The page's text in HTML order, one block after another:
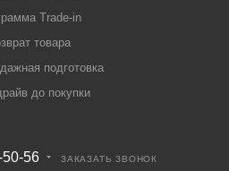
Trade-in
товара
подготовка
до покупки
50-56 ЗАКАЗАТЬ ЗВОНОК